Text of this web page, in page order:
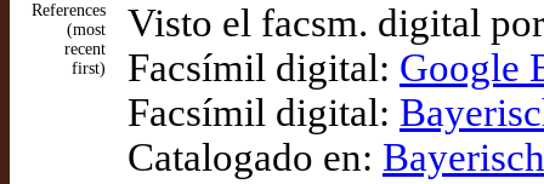
References
(most
recent
first)
Visto el facsm. digital
Facsímil digital: Google
Facsímil digital:
Catalogado en: